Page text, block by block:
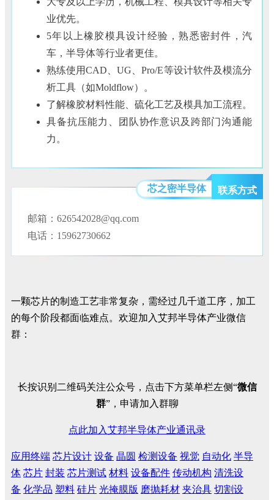
业优先。
5年以上橡胶模具设计经验，熟悉密封件，汽
车，半导体等行业者更佳。
熟练使用CAD、UG、Pro/E等设计软件及模流分
析工具（如Moldflow）。
了解橡胶材料性能、硫化工艺及模具加工流程。
具备抗压能力、团队协作意识及跨部门沟通能
力。
芯之密半导体 联系方式
邮箱：626542028@qq.com
电话：15962730662
一颗芯片的制造工艺非常复杂，需经过几千道工序，加工
的每个阶段都面临难点。欢迎加入艾邦半导体产业微信
群：
长按识别二维码关注公众号，点击下方菜单栏左侧“微信
群”，申请加入群聊
点此加入艾邦半导体产业通讯录
应用终端 芯片设计 设备 晶圆 检测设备 视觉 自动化 半导
体 芯片 封装 芯片测试 材料 设备配件 传动机构 清洗设
备 化学品 塑料 硅片 光掩膜版 磨抛耗材 夹治具 切割设